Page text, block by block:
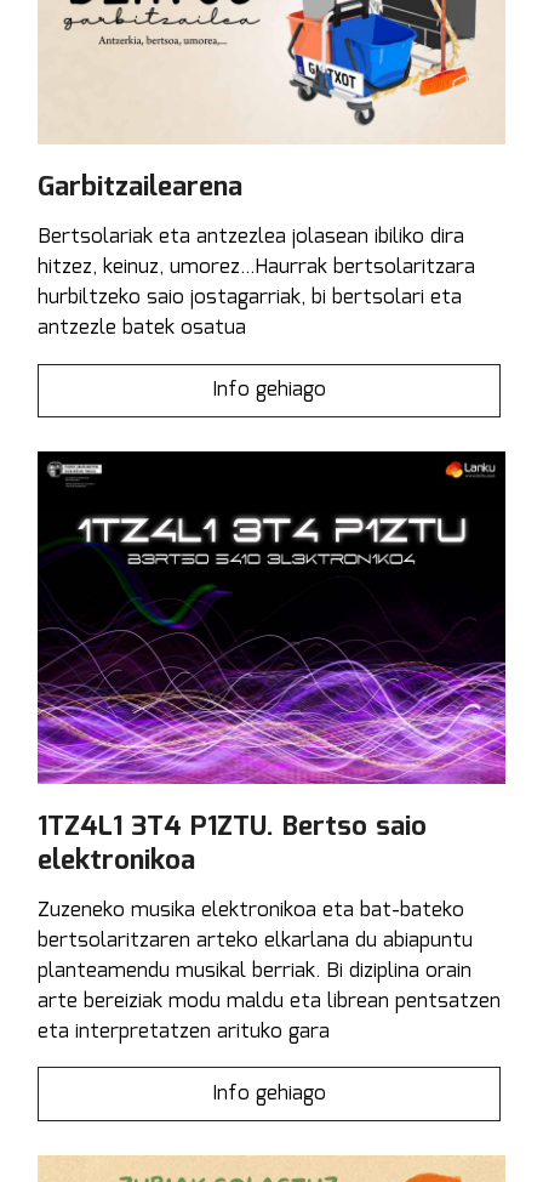
Garbitzailearena
Bertsolariak eta antzezlea jolasean ibiliko dira
hitzez, keinuz, umorez...Haurrak bertsolaritzara
hurbiltzeko saio jostagarriak, bi bertsolari eta
antzezle batek osatua
Info gehiago
1TZ4L1 3T4 P1ZTU. Bertso saio
elektronikoa
Zuzeneko musika elektronikoa eta bat-bateko
bertsolaritzaren arteko elkarlana du abiapuntu
planteamendu musikal berriak. Bi diziplina orain
arte bereiziak modu maldu eta librean pentsatzen
eta interpretatzen arituko gara
Info gehiago